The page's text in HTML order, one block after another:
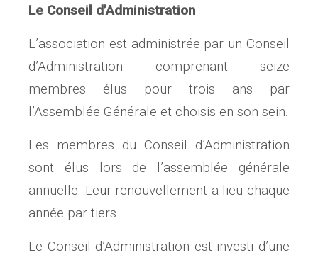
Le Conseil d’Administration
L’association est administrée par un Conseil
d’Administration comprenant seize
membres élus pour trois ans par
l’Assemblée Générale et choisis en son sein.
Les membres du Conseil d’Administration
sont élus lors de l’assemblée générale
annuelle. Leur renouvellement a lieu chaque
année par tiers.
Le Conseil d’Administration est investi d’une